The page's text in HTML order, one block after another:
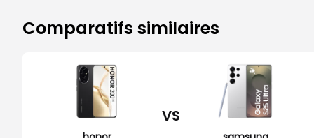
Comparatifs similaires
VS